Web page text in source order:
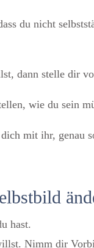
du nicht
dann stelle dir
wie du sein
mit ihr, genau
hast.
Nimm dir